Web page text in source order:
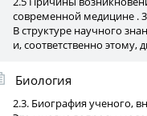
современной медицине .
В структуре научного
и, соответственно этому,
Биология
2.3. Биография ученого,